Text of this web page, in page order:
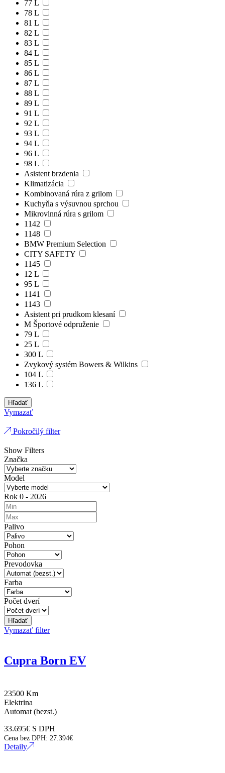
77 L
78 L
81 L
82 L
83 L
84 L
85 L
86 L
87 L
88 L
89 L
91 L
92 L
93 L
94 L
96 L
98 L
Asistent brzdenia
Klimatizácia
Kombinovaná rúra z grilom
Kuchyňa s výsuvnou sprchou
Mikrovlnná rúra s grilom
1142
1148
BMW Premium Selection
CITY SAFETY
1145
12 L
95 L
1141
1143
Asistent pri prudkom klesaní
M Športové odpruženie
79 L
25 L
300 L
Zvykový systém Bowers & Wilkins
104 L
136 L
Hľadať
Vymazať
Pokročilý filter
Show Filters
Značka
Model
Rok 0 - 2026
Palivo
Pohon
Prevodovka
Farba
Počet dverí
Hľadať
Vymazať filter
Cupra Born EV
23500 Km
Elektrina
Automat (bezst.)
33.695€ S DPH
Cena bez DPH: 27.394€
Detaily